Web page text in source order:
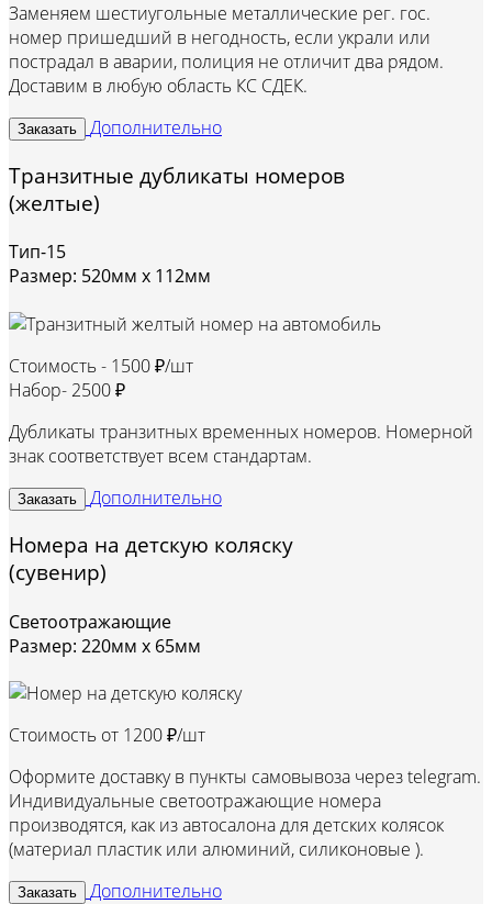
Заменяем шестиугольные металлические рег. гос.
номер пришедший в негодность, если украли или
пострадал в аварии, полиция не отличит два рядом.
Доставим в любую область КС СДЕК.
Заказать Дополнительно
Транзитные дубликаты номеров
(желтые)
Тип-15
Размер: 520мм х 112мм
Стоимость - 1500 ₽/шт
Набор- 2500 ₽
Дубликаты транзитных временных номеров. Номерной
знак соответствует всем стандартам.
Заказать Дополнительно
Номера на детскую коляску
(сувенир)
Светоотражающие
Размер: 220мм х 65мм
Стоимость от 1200 ₽/шт
Оформите доставку в пункты самовывоза через telegram.
Индивидуальные светоотражающие номера
производятся, как из автосалона для детских колясок
(материал пластик или алюминий, силиконовые ).
Заказать Дополнительно